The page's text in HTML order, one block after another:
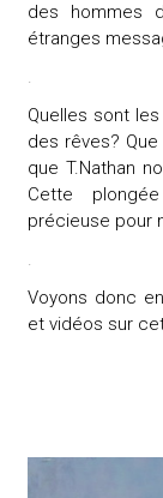
des hommes
étranges
.
Quelles sont
des rêves?
que T.Nathan
Cette
précieuse pour
.
Voyons donc
et vidéos sur